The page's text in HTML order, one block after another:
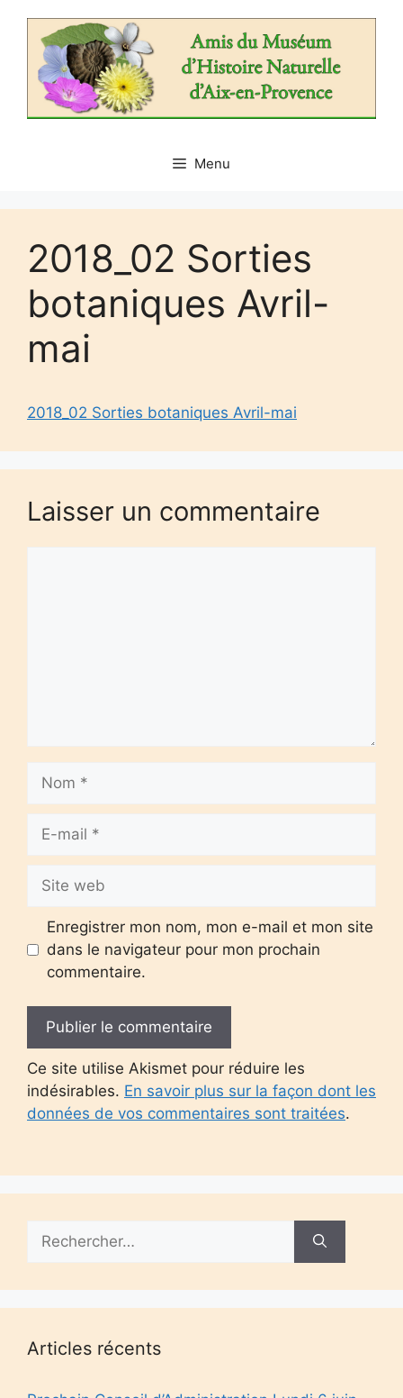
contenu
Menu
2018_02 Sorties
botaniques Avril-
mai
2018_02 Sorties botaniques Avril-mai
Laisser un commentaire
mail
web
Enregistrer mon nom, mon e-mail et mon site
dans le navigateur pour mon prochain
commentaire.
Ce site utilise Akismet pour réduire les
indésirables. En savoir plus sur la façon dont les
données de vos commentaires sont traitées.
Articles récents